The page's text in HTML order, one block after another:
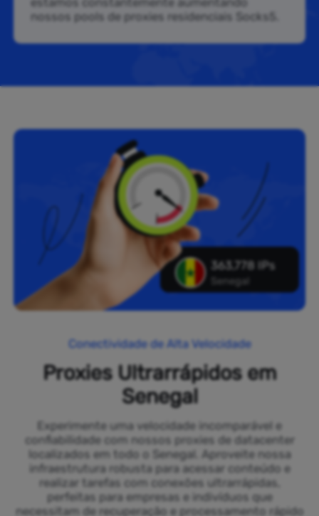
nossos pools de proxies residenciais Socks5.
363,778 IPs
Senegal
Conectividade de Alta Velocidade
Proxies Ultrarrápidos em
Senegal
Experimente uma velocidade incomparável e
confiabilidade com nossos proxies de datacenter
localizados em todo o Senegal. Aproveite nossa
infraestrutura robusta para acessar conteúdo e
realizar tarefas com conexões ultrarrápidas,
perfeitas para empresas e indivíduos que
necessitam de recuperação e processamento rápido